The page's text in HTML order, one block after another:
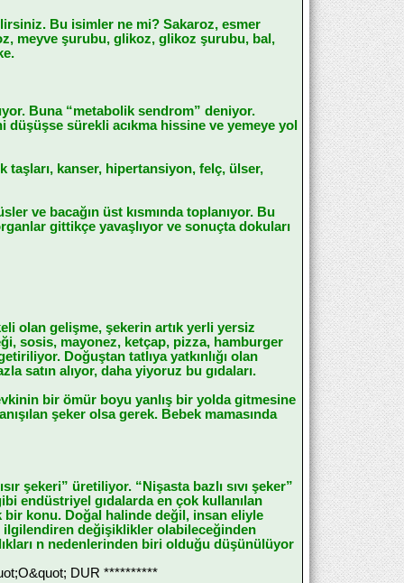
Bu isimler ne mi? Sakaroz, esmer
meyve şurubu, glikoz, glikoz şurubu, bal,
Buna “metabolik sendrom” deniyor.
sürekli acıkma hissine ve yemeye yol
taşları, kanser, hipertansiyon, felç, ülser,
ve bacağın üst kısmında toplanıyor. Bu
gittikçe yavaşlıyor ve sonuçta dokuları
olan gelişme, şekerin artık yerli yersiz
sosis, mayonez, ketçap, pizza, hamburger
Doğuştan tatlıya yatkınlığı olan
satın alıyor, daha yiyoruz bu gıdaları.
bir ömür boyu yanlış bir yolda gitmesine
şeker olsa gerek. Bebek mamasında
şekeri” üretiliyor. “Nişasta bazlı sıvı şeker”
endüstriyel gıdalarda en çok kullanılan
bir konu. Doğal halinde değil, insan eliyle
ilgilendiren değişiklikler olabileceğinden
n nedenlerinden biri olduğu düşünülüyor
DUR **********